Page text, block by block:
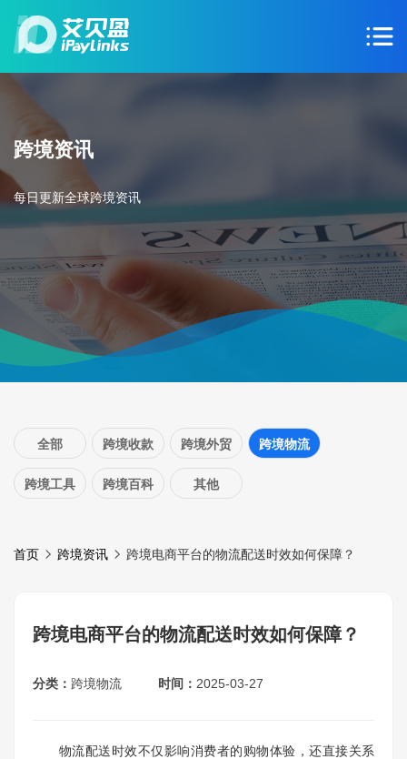
跨境资讯
每日更新全球跨境资讯
全部 跨境收款 跨境外贸 跨境物流
跨境工具 跨境百科 其他
首页 跨境资讯 跨境电商平台的物流配送时效如何保障？
跨境电商平台的物流配送时效如何保障？
分类： 跨境物流 时间： 2025-03-27
物流配送时效不仅影响消费者的购物体验，还直接关系